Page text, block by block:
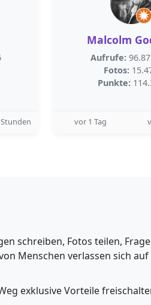
Malcolm
Aufrufe:
Fotos:
Punkte:
vor 1 Tag
schreiben, Fotos teilen,
Menschen verlassen sich auf
exklusive Vorteile